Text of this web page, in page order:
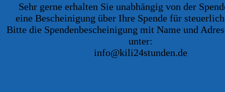
Sehr gerne erhalten Sie unabhängig von der
eine Bescheinigung über Ihre Spende für
Bitte die Spendenbescheinigung mit Name und
unter:
info@kili24stunden.de